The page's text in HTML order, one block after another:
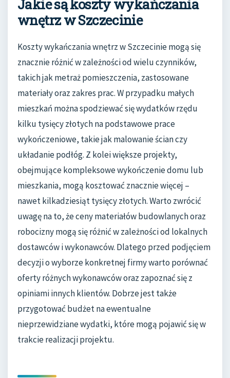
Jakie są koszty wykańczania
wnętrz w Szczecinie
Koszty wykańczania wnętrz w Szczecinie mogą się
znacznie różnić w zależności od wielu czynników,
takich jak metraż pomieszczenia, zastosowane
materiały oraz zakres prac. W przypadku małych
mieszkań można spodziewać się wydatków rzędu
kilku tysięcy złotych na podstawowe prace
wykończeniowe, takie jak malowanie ścian czy
układanie podłóg. Z kolei większe projekty,
obejmujące kompleksowe wykończenie domu lub
mieszkania, mogą kosztować znacznie więcej –
nawet kilkadziesiąt tysięcy złotych. Warto zwrócić
uwagę na to, że ceny materiałów budowlanych oraz
robocizny mogą się różnić w zależności od lokalnych
dostawców i wykonawców. Dlatego przed podjęciem
decyzji o wyborze konkretnej firmy warto porównać
oferty różnych wykonawców oraz zapoznać się z
opiniami innych klientów. Dobrze jest także
przygotować budżet na ewentualne
nieprzewidziane wydatki, które mogą pojawić się w
trakcie realizacji projektu.